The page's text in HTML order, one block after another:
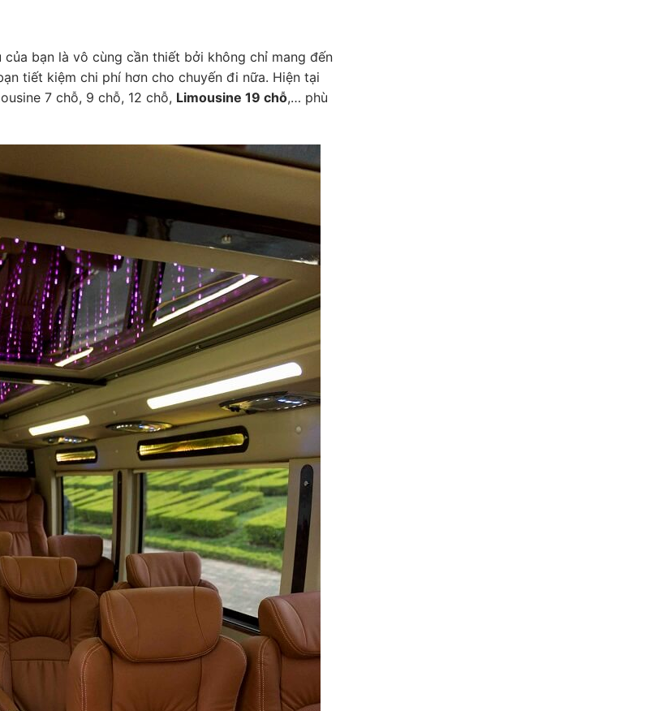
bạn là vô cùng cần thiết bởi không chỉ mang đến
tiết kiệm chi phí hơn cho chuyến đi nữa. Hiện tại
7 chỗ, 9 chỗ, 12 chỗ, Limousine 19 chỗ,… phù